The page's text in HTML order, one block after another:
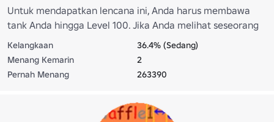
Untuk mendapatkan lencana ini, Anda harus membawa
tank Anda hingga Level 100. Jika Anda melihat seseorang
dengan lencana ini, Anda pasti tidak ingin menusuk
mereka dengan tongkat.
Kelangkaan
36.4% (Sedang)
Menang Kemarin
2
Pernah Menang
263390